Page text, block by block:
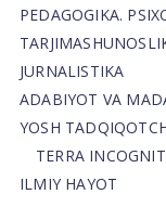
PEDAGOGIKA.
JURNALISTIKA
ADABIYOT VA
YOSH
TERRA
ILMIY HAYOT